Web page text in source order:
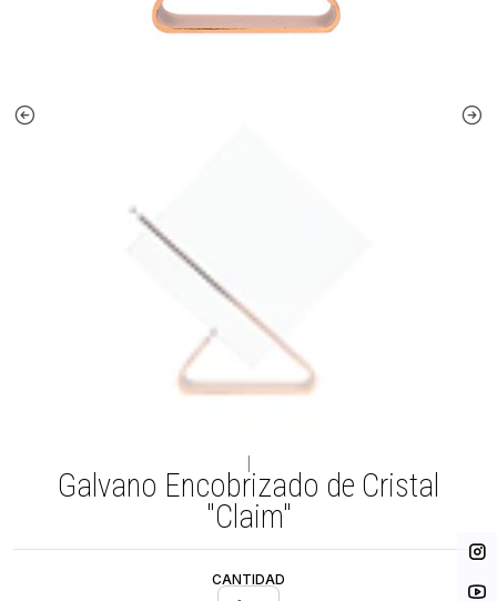
Galvano Encobrizado de Cristal
"Claim"
CANTIDAD